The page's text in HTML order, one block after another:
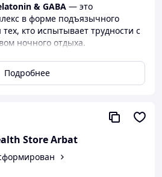
& GABA — это
в форме подъязычного
кто испытывает трудности с
ночного отдыха.
которые защищают их и
к клеткам. Сочетание «гормона
естественные
Сокращает время
Подробнее
Store Arbat